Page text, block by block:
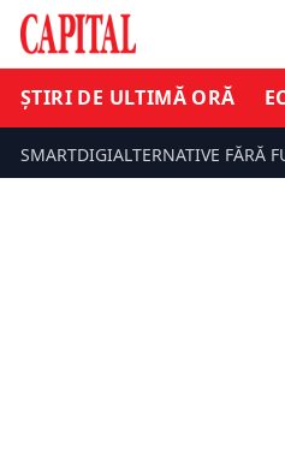
ȘTIRI DE ULTIMĂ ORĂ
SMARTDIGIALTERNATIVE FĂRĂ